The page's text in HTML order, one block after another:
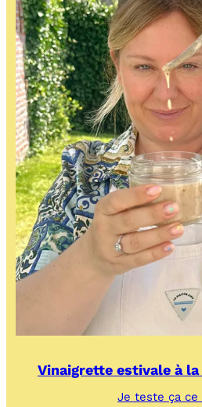
Vinaigrette estivale à la
Je teste ça ce